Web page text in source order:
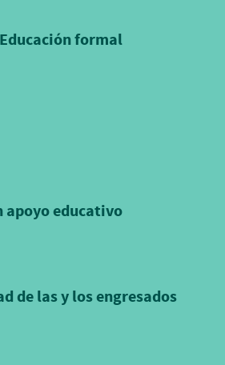
formal
apoyo educativo
de las y los engresados